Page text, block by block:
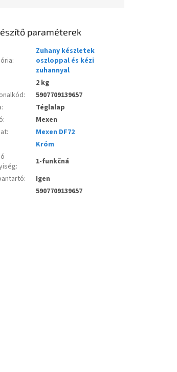
paraméterek
:
Zuhany készletek
oszloppal és kézi
zuhannyal
2 kg
:
5907709139657
:
Téglalap
:
Mexen
:
Mexen DF72
Króm
:
1-funkčná
:
Igen
5907709139657